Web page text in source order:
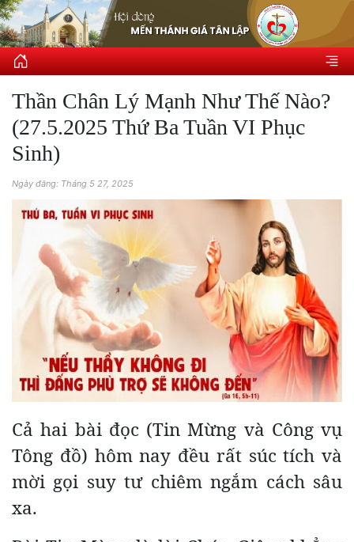
Thần Chân Lý Mạnh Như Thế Nào?
(27.5.2025 Thứ Ba Tuần VI Phục
Sinh)
Ngày đăng: Tháng 5 27, 2025
Cả hai bài đọc (Tin Mừng và Công vụ
Tông đồ) hôm nay đều rất súc tích và
mời gọi suy tư chiêm ngắm cách sâu
xa.